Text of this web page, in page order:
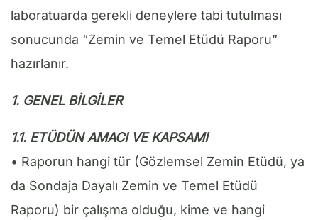
laboratuarda gerekli deneylere tabi tutulması
sonucunda “Zemin ve Temel Etüdü Raporu”
hazırlanır.
1. GENEL BİLGİLER
1.1. ETÜDÜN AMACI VE KAPSAMI
• Raporun hangi tür (Gözlemsel Zemin Etüdü, ya
da Sondaja Dayalı Zemin ve Temel Etüdü
Raporu) bir çalışma olduğu, kime ve hangi